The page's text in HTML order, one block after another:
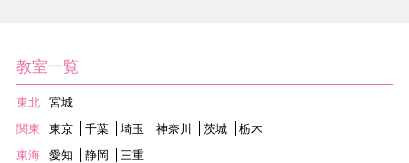
教室一覧
東北
宮城
関東
東京 千葉 埼玉 神奈川 茨城
栃木
東海
愛知 静岡
三重